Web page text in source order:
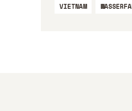
VIETNAM